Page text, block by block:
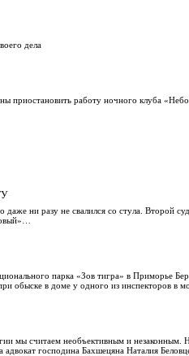
дела
приостановить работу ночного клуба
ни разу не свалился со стула. Второй
парка «Зов тигра» в Приморье
в доме у одного из инспекторов в
мы считаем необъективным и
господина Бахшецяна Наталия